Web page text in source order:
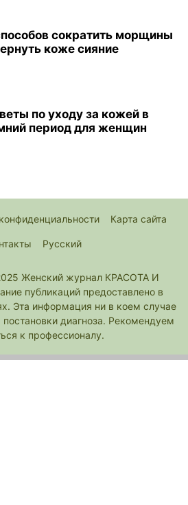
сократить морщины
коже сияние
по уходу за кожей в
период для женщин
Карта сайта
Русский
Женский журнал КРАСОТА И
публикаций предоставлено в
Эта информация ни в коем случае
диагноза. Рекомендуем
к профессионалу.